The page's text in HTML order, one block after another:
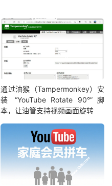
通过油猴（Tampermonkey）安
装 “YouTube Rotate 90°” 脚
本，让油管支持视频画面旋转